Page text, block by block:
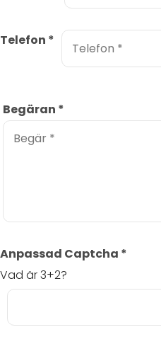
Telefon *
Begäran *
Anpassad Captcha *
Vad är 3+2?